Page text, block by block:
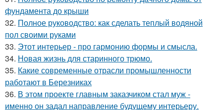
фундамента до крыши
32. Полное руководство: как сделать теплый водяной
пол своими руками
33. Этот интерьер - про гармонию формы и смысла.
34. Новая жизнь для старинного трюмо.
35. Какие современные отрасли промышленности
работают в Березниках
36. В этом проекте главным заказчиком стал муж -
именно он задал направление будущему интерьеру.